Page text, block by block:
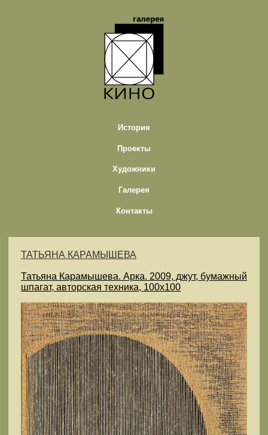
История
Проекты
Художники
Галерея
Контакты
ТАТЬЯНА КАРАМЫШЕВА
Татьяна Карамышева. Арка. 2009, джут, бумажный
шпагат, авторская техника, 100х100